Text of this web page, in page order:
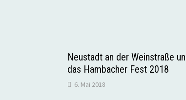
Neustadt an der Weinstraße
das Hambacher Fest 2018
6. Mai 2018